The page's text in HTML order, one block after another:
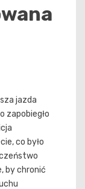
jazda
zapobiegło
co było
by chronić